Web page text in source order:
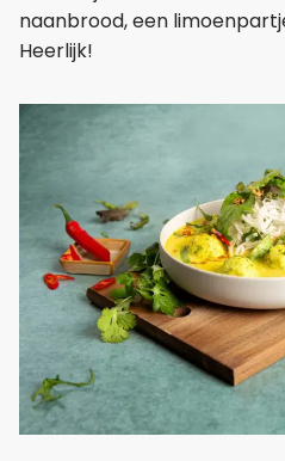
naanbrood, een
Heerlijk!